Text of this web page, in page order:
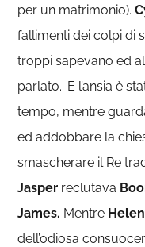
per un matrimonio).
fallimenti dei colpi di
troppi sapevano ed
parlato.. E l’ansia è
tempo, mentre
ed addobbare la
smascherare il Re
Jasper reclutava
James. Mentre
dell’odiosa